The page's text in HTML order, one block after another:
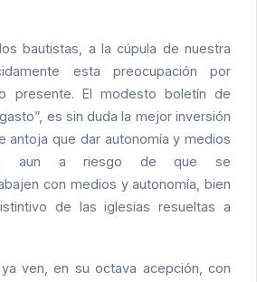
bautistas, a la cúpula de nuestra
esta preocupación por
presente. El modesto boletín de
es sin duda la mejor inversión
antoja que dar autonomía y medios
aun a riesgo de que se
con medios y autonomía, bien
de las iglesias resueltas a
ven, en su octava acepción, con